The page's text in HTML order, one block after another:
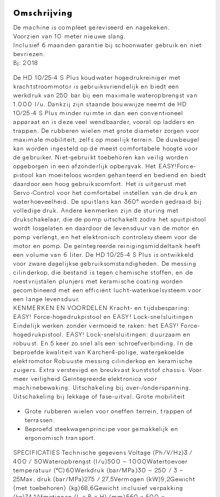
Omschrijving
De machine is compleet gereviseerd en nagekeken.
Voorzien van 10 meter nieuwe slang.
Inclusief 6 maanden garantie bij schoonwater gebruik en niet
bevriezen.
Bj: 2018
De HD 10/25-4 S Plus koudwater hogedrukreiniger met
krachtstroommotor is gebruiksvriendelijk en biedt een
werkdruk van 250 bar bij een maximale wateropbrengst van
1.000 l/u. Dankzij zijn staande bouwwijze neemt de HD
10/25-4 S Plus minder ruimte in dan een conventioneel
apparaat en is deze veel wendbaarder, vooral op ladders en
trappen. De rubberen wielen met grote diameter zorgen voor
maximale mobiliteit, zelfs op moeilijk terrein. De duwbeugel
kan worden ingesteld op de meest comfortabele hoogte voor
de gebruiker. Niet-gebruikt toebehoren kan veilig worden
opgeborgen in een afzonderlijk opbergvak. Het EASY!Force-
pistool kan moeiteloos worden gehanteerd en bediend en biedt
daardoor een hoog gebruikscomfort. Het is uitgerust met
Servo-Control voor het comfortabel instellen van de druk en
waterhoeveelheid. De spuitlans kan 360° worden gedraaid bij
volledige druk. Andere kenmerken zijn de sturing met
drukschakelaar, die de pomp uitschakelt zodra het spuitpistool
wordt losgelaten en daardoor de levensduur van de motor en
pomp verlengt, en het elektronisch controlesysteem voor de
motor en pomp. De geïntegreerde reinigingsmiddeltank heeft
een volume van 6 liter. De HD 10/25-4 S Plus is ontwikkeld
voor zware dagelijkse gebruiksomstandigheden. De messing
cilinderkop, die bestand is tegen chemische stoffen, en de
roestvrijstalen plunjers met keramische coating worden
gecombineerd met een efficiënt lucht-waterkoelsysteem voor
een lange levensduur.
KENMERKEN EN VOORDELEN Kracht- en tijdsbesparing:
EASY! Force-hogedrukpistool en EASY! Lock-snelsluitingen
Eindelijk werken zonder vermoeid te raken: het EASY! Force-
hogedrukpistool. EASY! Lock-snelsluitingen: duurzaam en
robuust. En 5 keer zo snel als een schroefverbinding. In de
beproefde kwaliteit van Kärcher4-polige, watergekoelde
elektromotor Robuuste messing cilinderkop en keramische
zuigers. Extra verstevigd en breukvast kunststof chassis. Voor
meer veiligheid Geïntegreerde elektronica voor
machinebewaking. Uitschakeling bij over-/onderspanning.
Uitschakeling bij lekkage of fase-uitval. Grote mobiliteit
Grote rubberen wielen voor oneffen terrein, trappen of
terrassen.
Beproefd steekwagenprincipe voor gemakkelijk en
ergonomisch transport.
SPECIFICATIES Technische gegevens Voltage (Ph/V/Hz)3 /
400 / 50Wateropbrengst (l/u)500 – 1000Watertoevoer
temperatuur (°C)60Werkdruk (bar/MPa)30 – 250 / 3 –
25Max. druk (bar/MPa)275 / 27,5Vermogen (kW)9,2Gewicht
(met toebehoren) (kg)68,6Gewicht inclusief verpakking